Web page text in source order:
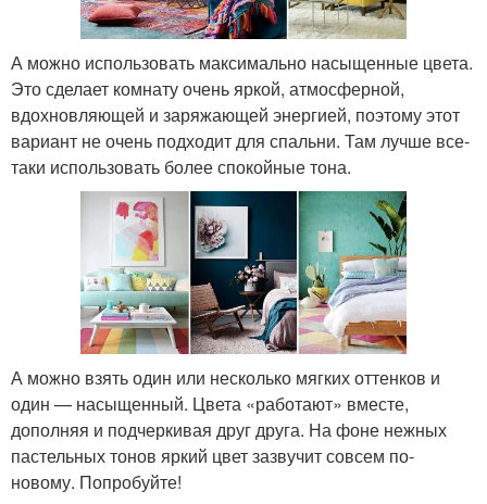
А можно использовать максимально насыщенные цвета.
Это сделает комнату очень яркой, атмосферной,
вдохновляющей и заряжающей энергией, поэтому этот
вариант не очень подходит для спальни. Там лучше все-
таки использовать более спокойные тона.
А можно взять один или несколько мягких оттенков и
один — насыщенный. Цвета «работают» вместе,
дополняя и подчеркивая друг друга. На фоне нежных
пастельных тонов яркий цвет зазвучит совсем по-
новому. Попробуйте!